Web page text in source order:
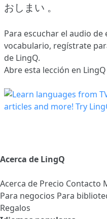
おしまい 。
Para escuchar el audio
vocabulario, regístrate
de LingQ.
Abre esta lección en LingQ
Acerca de LingQ
Acerca de Precio Contacto
Para negocios Para
Regalos